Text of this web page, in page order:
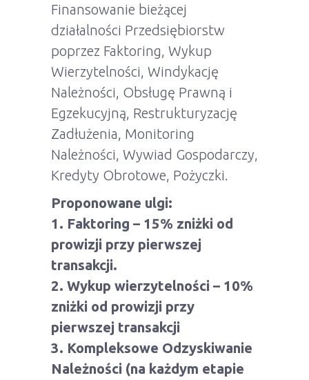
Finansowanie bieżącej
działalności Przedsiębiorstw
poprzez Faktoring, Wykup
Wierzytelności, Windykację
Należności, Obsługę Prawną i
Egzekucyjną, Restrukturyzację
Zadłużenia, Monitoring
Należności, Wywiad Gospodarczy,
Kredyty Obrotowe, Pożyczki.
Proponowane ulgi:
1. Faktoring – 15% zniżki od
prowizji przy pierwszej
transakcji.
2. Wykup wierzytelności – 10%
zniżki od prowizji przy
pierwszej transakcji
3. Kompleksowe Odzyskiwanie
Należności (na każdym etapie